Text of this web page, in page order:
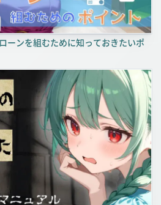
ーンを組むために知っておきたいポ